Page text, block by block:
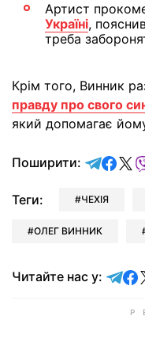
Артист
Україні,
треба
Крім того, Винник
правду про свого
який допомагає
Поширити:
Теги: ЧЕХІЯ
ОЛЕГ ВИННИК
Читайте нас у: